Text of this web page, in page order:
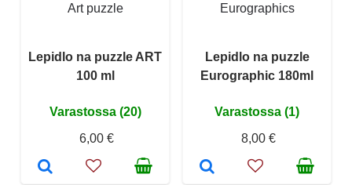
Art puzzle
Lepidlo na puzzle ART
100 ml
Varastossa (20)
6,00 €
Eurographics
Lepidlo na puzzle
Eurographic 180ml
Varastossa (1)
8,00 €